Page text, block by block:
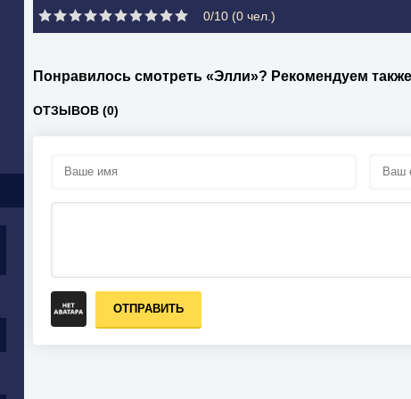
0/10 (0 чел.)
Понравилось смотреть «Элли»? Рекомендуем также
ОТЗЫВОВ (0)
ОТПРАВИТЬ